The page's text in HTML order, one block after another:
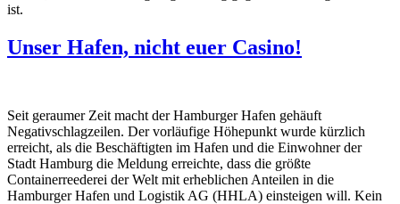
ist.
Unser Hafen, nicht euer Casino!
Seit geraumer Zeit macht der Hamburger Hafen gehäuft
Negativschlagzeilen. Der vorläufige Höhepunkt wurde kürzlich
erreicht, als die Beschäftigten im Hafen und die Einwohner der
Stadt Hamburg die Meldung erreichte, dass die größte
Containerreederei der Welt mit erheblichen Anteilen in die
Hamburger Hafen und Logistik AG (HHLA) einsteigen will. Kein